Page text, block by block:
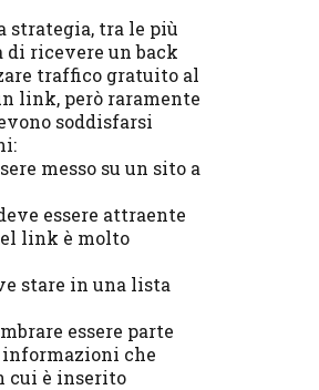
strategia, tra le più
di ricevere un back
traffico gratuito al
link, però raramente
soddisfarsi
messo su un sito a
essere attraente
link è molto
stare in una lista
essere parte
che
cui è inserito